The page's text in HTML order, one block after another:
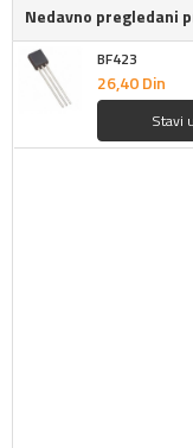
Nedavno pregledani
BF423
26,40Din
Stavi